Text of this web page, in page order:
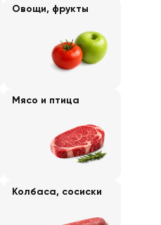
Овощи, фрукты
Мясо и птица
Колбаса, сосиски